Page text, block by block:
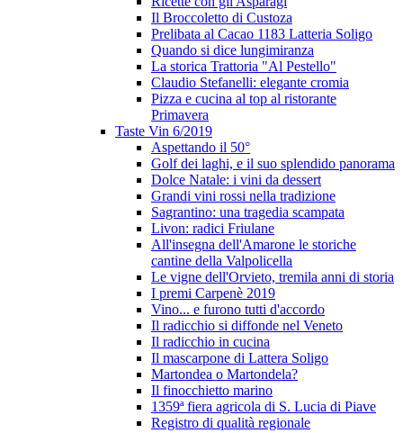
Il Broccoletto di Custoza
Prelibata al Cacao 1183 Latteria Soligo
Quando si dice lungimiranza
La storica Trattoria "Al Pestello"
Claudio Stefanelli: elegante cromia
Pizza e cucina al top al ristorante
Primavera
Taste Vin 6/2019
Aspettando il 50°
Golf dei laghi, e il suo splendido panorama
Dolce Natale: i vini da dessert
Grandi vini rossi nella tradizione
Sagrantino: una tragedia scampata
Livon: radici Friulane
All'insegna dell'Amarone le storiche
cantine della Valpolicella
Le vigne dell'Orvieto, tremila anni di storia
I premi Carpenè 2019
Vino... e furono tutti d'accordo
Il radicchio si diffonde nel Veneto
Il radicchio in cucina
Il mascarpone di Lattera Soligo
Martondea o Martondela?
Il finocchietto marino
1359ª fiera agricola di S. Lucia di Piave
Registro di qualità regionale